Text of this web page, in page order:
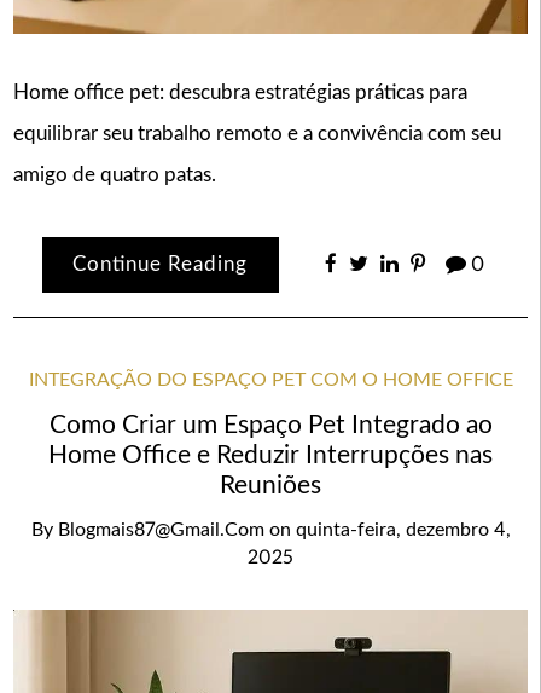
Home office pet: descubra estratégias práticas para
equilibrar seu trabalho remoto e a convivência com seu
amigo de quatro patas.
Continue Reading 0
INTEGRAÇÃO DO ESPAÇO PET COM O HOME OFFICE
Como Criar um Espaço Pet Integrado ao
Home Office e Reduzir Interrupções nas
Reuniões
By Blogmais87@gmail.com on quinta-feira, dezembro 4,
2025